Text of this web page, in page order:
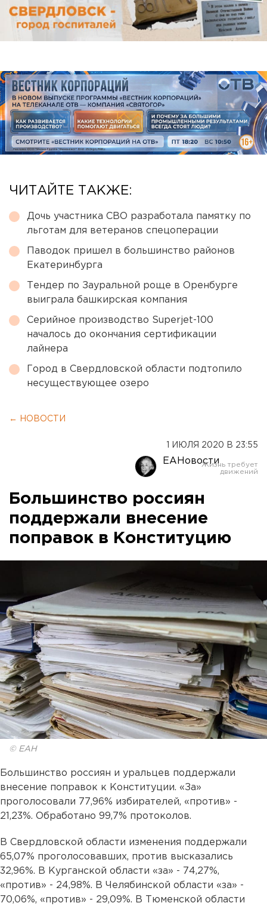
ЧИТАЙТЕ ТАКЖЕ:
Дочь участника СВО разработала памятку по
льготам для ветеранов спецоперации
Паводок пришел в большинство районов
Екатеринбурга
Тендер по Зауральной роще в Оренбурге
выиграла башкирская компания
Серийное производство Superjet-100
началось до окончания сертификации
лайнера
Город в Свердловской области подтопило
несуществующее озеро
← НОВОСТИ
1 ИЮЛЯ 2020 В 23:55
ЕАНовости
Большинство россиян
поддержали внесение
поправок в Конституцию
© ЕАН
Большинство россиян и уральцев поддержали
внесение поправок к Конституции. «За»
проголосовали 77,96% избирателей, «против» -
21,23%. Обработано 99,7% протоколов.
В Свердловской области изменения поддержали
65,07% проголосовавших, против высказались
32,96%. В Курганской области «за» - 74,27%,
«против» - 24,98%. В Челябинской области «за» -
70,06%, «против» - 29,09%. В Тюменской области